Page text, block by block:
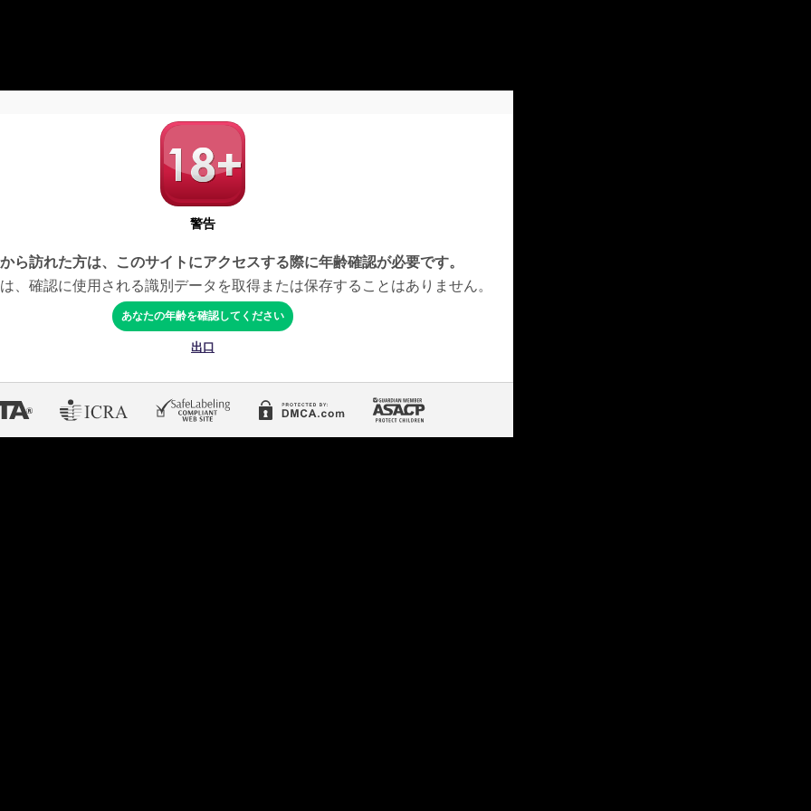
警告
ら訪れた方は、このサイトにアクセスする際に年齢確認が必要です。
、確認に使用される識別データを取得または保存することはありません。
あなたの年齢を確認してください
出口